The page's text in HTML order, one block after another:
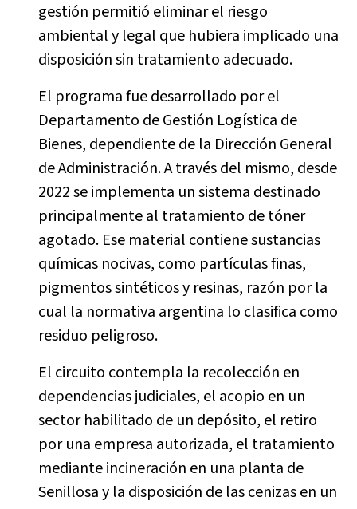
gestión permitió eliminar el riesgo
ambiental y legal que hubiera implicado una
disposición sin tratamiento adecuado.
El programa fue desarrollado por el
Departamento de Gestión Logística de
Bienes, dependiente de la Dirección General
de Administración. A través del mismo, desde
2022 se implementa un sistema destinado
principalmente al tratamiento de tóner
agotado. Ese material contiene sustancias
químicas nocivas, como partículas finas,
pigmentos sintéticos y resinas, razón por la
cual la normativa argentina lo clasifica como
residuo peligroso.
El circuito contempla la recolección en
dependencias judiciales, el acopio en un
sector habilitado de un depósito, el retiro
por una empresa autorizada, el tratamiento
mediante incineración en una planta de
Senillosa y la disposición de las cenizas en un